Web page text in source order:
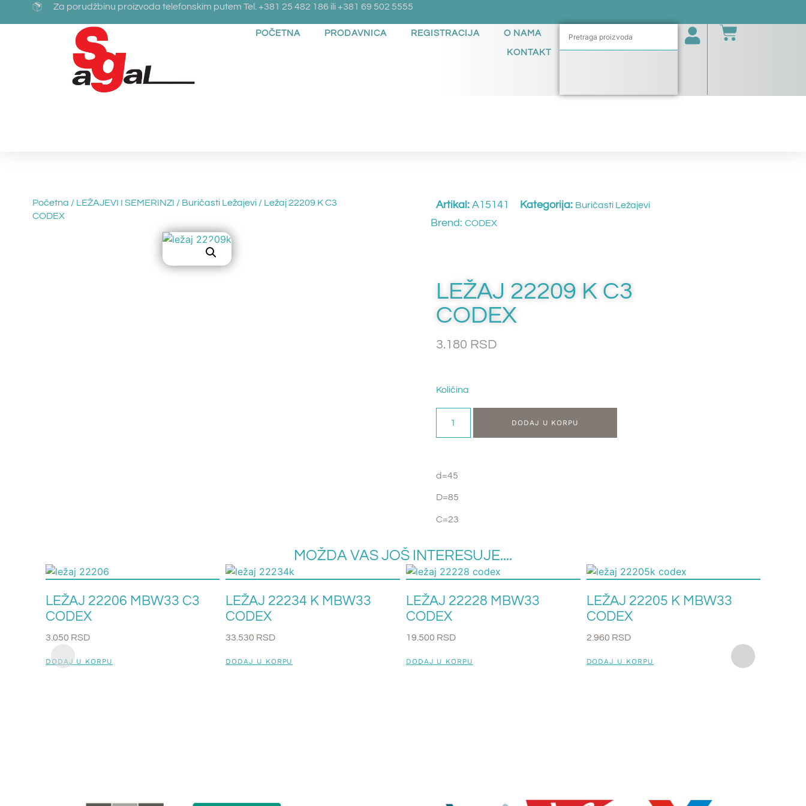
Za porudžbinu proizvoda telefonskim putem Tel. +381 25 482 186 ili +381 69 502 5555
POČETNA PRODAVNICA REGISTRACIJA O NAMA
KONTAKT
Početna / LEŽAJEVI I SEMERINZI / Buričasti Ležajevi/ Ležaj 22209 K C3
CODEX
Artikal: A15141 Kategorija: Buričasti Ležajevi
Brend: CODEX
LEŽAJ 22209 K C3
CODEX
3.180 RSD
Količina
DODAJ U KORPU
d=45
D=85
C=23
MOŽDA VAS JOŠ INTERESUJE....
LEŽAJ 22206 MBW33 C3
CODEX
3.050 RSD
DODAJ U KORPU
LEŽAJ 22234 K MBW33
CODEX
33.530 RSD
DODAJ U KORPU
LEŽAJ 22228 MBW33
CODEX
19.500 RSD
DODAJ U KORPU
LEŽAJ 22205 K MBW33
CODEX
2.960 RSD
DODAJ U KORPU